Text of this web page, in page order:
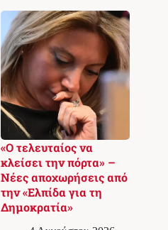
«Ο τελευταίος να
κλείσει την πόρτα» –
Νέες αποχωρήσεις από
την «Ελπίδα για τη
Δημοκρατία»